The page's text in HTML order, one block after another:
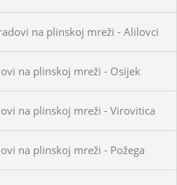
na plinskoj mreži - Alilovci
na plinskoj mreži - Osijek
na plinskoj mreži - Virovitica
na plinskoj mreži - Požega